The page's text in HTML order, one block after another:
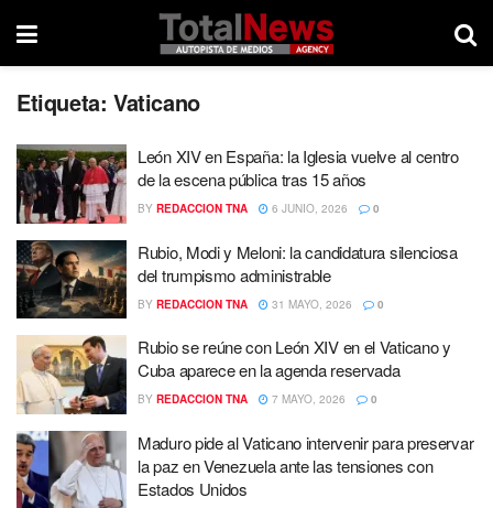
Etiqueta: Vaticano
León XIV en España: la Iglesia vuelve al centro
de la escena pública tras 15 años
BY REDACCION TNA 6 JUNIO, 2026 0
Rubio, Modi y Meloni: la candidatura silenciosa
del trumpismo administrable
BY REDACCION TNA 31 MAYO, 2026 0
Rubio se reúne con León XIV en el Vaticano y
Cuba aparece en la agenda reservada
BY REDACCION TNA 7 MAYO, 2026 0
Maduro pide al Vaticano intervenir para preservar
la paz en Venezuela ante las tensiones con
Estados Unidos